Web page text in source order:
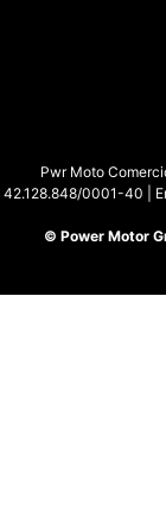
Pwr Moto
42.128.848/0001-40 |
© Power Motor